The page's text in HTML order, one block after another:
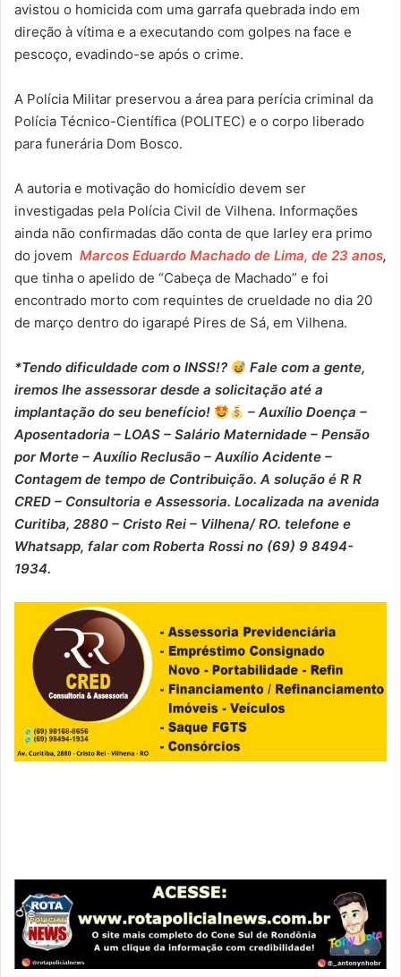
avistou o homicida com uma garrafa quebrada indo em
direção à vítima e a executando com golpes na face e
pescoço, evadindo-se após o crime.
A Polícia Militar preservou a área para perícia criminal da
Polícia Técnico-Científica (POLITEC) e o corpo liberado
para funerária Dom Bosco.
A autoria e motivação do homicídio devem ser
investigadas pela Polícia Civil de Vilhena. Informações
ainda não confirmadas dão conta de que Iarley era primo
do jovem Marcos Eduardo Machado de Lima, de 23 anos,
que tinha o apelido de “Cabeça de Machado” e foi
encontrado morto com requintes de crueldade no dia 20
de março dentro do igarapé Pires de Sá, em Vilhena.
*Tendo dificuldade com o INSS!?
Fale com a gente,
iremos lhe assessorar desde a solicitação até a
implantação do seu benefício!
– Auxílio Doença –
⁠Aposentadoria – ⁠LOAS – ⁠Salário Maternidade – ⁠Pensão
por Morte – ⁠Auxílio Reclusão – ⁠Auxílio Acidente –
⁠Contagem de tempo de Contribuição. A solução é R R
CRED – Consultoria e Assessoria. Localizada na avenida
Curitiba, 2880 – Cristo Rei – Vilhena/ RO. telefone e
Whatsapp, falar com Roberta Rossi no (69) 9 8494-
1934.